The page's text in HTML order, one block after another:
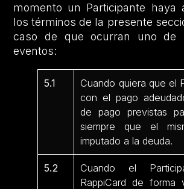
momento un Participante haya
los términos de la presente
caso de que ocurran uno de
eventos:
5.1
Cuando quiera que el
con el pago
de pago previstas
siempre que el
imputado a la deuda.
5.2
Cuando el
RappiCard de forma